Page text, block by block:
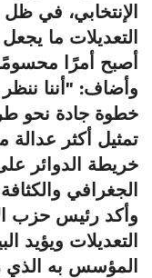
الإنتخابي، في ظل
التعديلات ما
أصبح أمرًا
وأضاف: "أننا ننظر
خطوة جادة نحو
تمثيل أكثر
خريطة الدوائر
الجغرافي
وأكد رئيس حزب
التعديلات ويؤيد
المؤسس به الذي